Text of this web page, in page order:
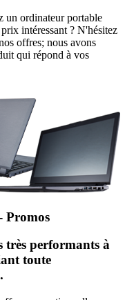
un ordinateur portable
intéressant ? N'hésitez
offres; nous avons
qui répond à vos
Promos
très performants à
toute